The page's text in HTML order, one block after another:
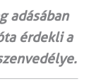
adásában
érdekli a